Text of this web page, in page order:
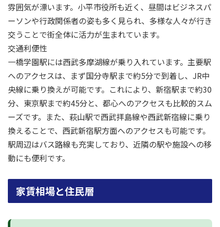
雰囲気が漂います。小平市役所も近く、昼間はビジネスパ
ーソンや行政関係者の姿も多く見られ、多様な人々が行き
交うことで街全体に活力が生まれています。
交通利便性
一橋学園駅には西武多摩湖線が乗り入れています。主要駅
へのアクセスは、まず国分寺駅まで約5分で到着し、JR中
央線に乗り換えが可能です。これにより、新宿駅まで約30
分、東京駅まで約45分と、都心へのアクセスも比較的スム
ーズです。また、萩山駅で西武拝島線や西武新宿線に乗り
換えることで、西武新宿駅方面へのアクセスも可能です。
駅周辺はバス路線も充実しており、近隣の駅や施設への移
動にも便利です。
家賃相場と住民層